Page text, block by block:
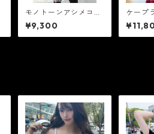
モノトーンアシメコー
ト
¥9,300
ケープ